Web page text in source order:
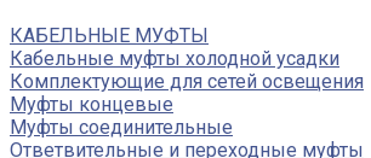
КАБЕЛЬНЫЕ МУФТЫ
Кабельные муфты холодной усадки
Комплектующие для сетей освещения
Муфты концевые
Муфты соединительные
Ответвительные и переходные муфты